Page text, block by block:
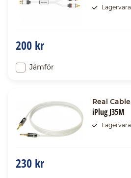
Lagervara
200 kr
Jämför
Real Cable
iPlug J35M
Lagervara
230 kr